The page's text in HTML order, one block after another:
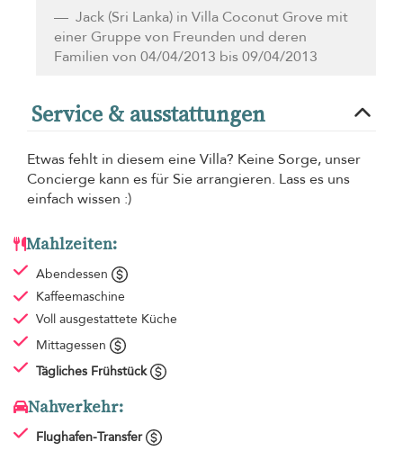
Jack (Sri Lanka) in Villa Coconut Grove mit
einer Gruppe von Freunden und deren
Familien von 04/04/2013 bis 09/04/2013
Service & ausstattungen
Etwas fehlt in diesem eine Villa? Keine Sorge, unser
Concierge kann es für Sie arrangieren. Lass es uns
einfach wissen :)
Mahlzeiten:
Abendessen
Kaffeemaschine
Voll ausgestattete Küche
Mittagessen
Tägliches Frühstück
Nahverkehr:
Flughafen-Transfer